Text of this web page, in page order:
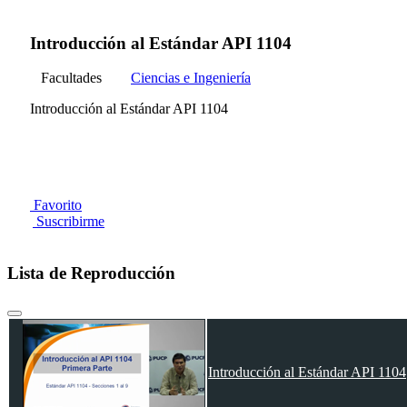
Introducción al Estándar API 1104
Facultades
Ciencias e Ingeniería
Introducción al Estándar API 1104
Favorito
Suscribirme
Lista de Reproducción
Introducción al Estándar API 1104